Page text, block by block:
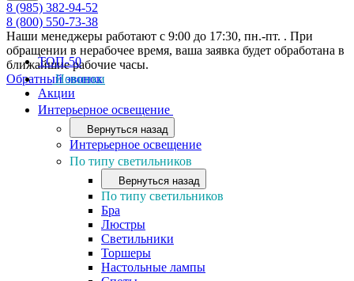
8 (985) 382-94-52
8 (800) 550-73-38
Наши менеджеры работают с 9:00 до 17:30, пн.-пт. . При
обращении в нерабочее время, ваша заявка будет обработана в
ближайшие рабочие часы.
Обратный звонок
ТОП-50
Новинки
Акции
Интерьерное освещение
Вернуться назад
Интерьерное освещение
По типу светильников
Вернуться назад
По типу светильников
Бра
Люстры
Светильники
Торшеры
Настольные лампы